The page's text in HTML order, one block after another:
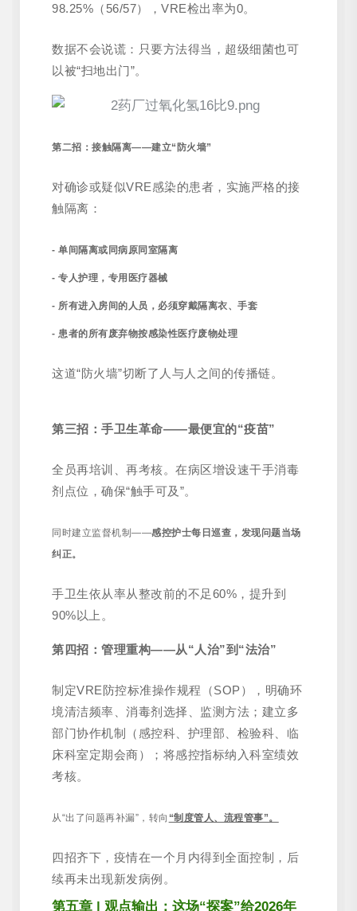
98.25%（56/57），VRE检出率为0。
数据不会说谎：只要方法得当，超级细菌也可
以被“扫地出门”。
第二招：接触隔离——建立“防火墙”
对确诊或疑似VRE感染的患者，实施严格的接
触隔离：
- 单间隔离或同病原同室隔离
- 专人护理，专用医疗器械
- 所有进入房间的人员，必须穿戴隔离衣、手套
- 患者的所有废弃物按感染性医疗废物处理
这道“防火墙”切断了人与人之间的传播链。
第三招：手卫生革命——最便宜的“疫苗”
全员再培训、再考核。在病区增设速干手消毒
剂点位，确保“触手可及”。
同时建立监督机制——感控护士每日巡查，发现问题当场
纠正。
手卫生依从率从整改前的不足60%，提升到
90%以上。
第四招：管理重构——从“人治”到“法治”
制定VRE防控标准操作规程（SOP），明确环
境清洁频率、消毒剂选择、监测方法；建立多
部门协作机制（感控科、护理部、检验科、临
床科室定期会商）；将感控指标纳入科室绩效
考核。
从“出了问题再补漏”，转向 “制度管人、流程管事”。
四招齐下，疫情在一个月内得到全面控制，后
续再未出现新发病例。
第五章 | 观点输出：这场“探案”给2026年